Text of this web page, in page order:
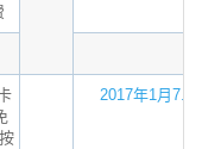
2017年1月7...